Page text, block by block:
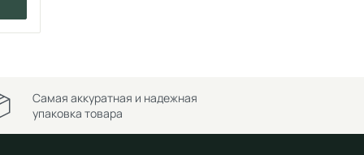
Самая аккуратная и надежная
упаковка товара